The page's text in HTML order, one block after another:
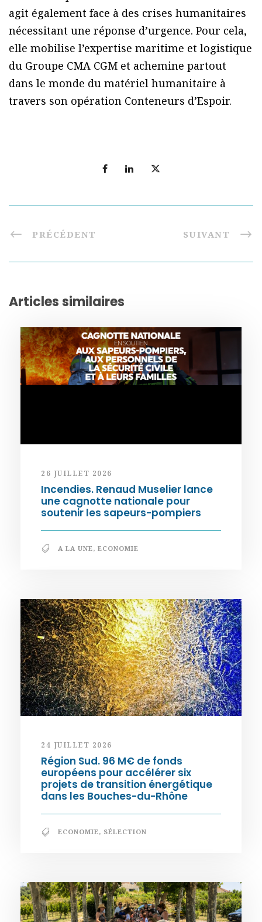
agit également face à des crises humanitaires
nécessitant une réponse d’urgence. Pour cela,
elle mobilise l’expertise maritime et logistique
du Groupe CMA CGM et achemine partout
dans le monde du matériel humanitaire à
travers son opération Conteneurs d’Espoir.
PRÉCÉDENT SUIVANT
Articles similaires
26 JUILLET 2026
Incendies. Renaud Muselier lance
une cagnotte nationale pour
soutenir les sapeurs-pompiers
A LA UNE, ECONOMIE
24 JUILLET 2026
Région Sud. 96 M€ de fonds
européens pour accélérer six
projets de transition énergétique
dans les Bouches-du-Rhône
ECONOMIE, SÉLECTION